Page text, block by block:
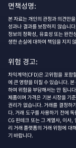
면책성명:
본 자료는 개인의 관정과 의견만
성과나 결과를 보장하지 않습니
정보의 정확성, 유효성 또는 완전
생한 손실에 대하여 책임을 지지
위험 경고:
차익계약(CFD)은 고위험을 포함
에 큰 영향을 미칠 수 있습니다.
하여 위험을 부담해서는 안 됩니
제품이며 가격은 기본 시장을 기
권리가 없습니다. 거래를 결정하
다. 거래 도구를 사용하기 전에
CG 핀테크 또는 그 계열사, 이사,
리 거래 플랫폼의 거래 위험에 대
기 바랍니다.